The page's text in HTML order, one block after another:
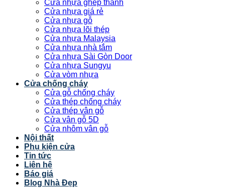
Cửa nhựa ghép thanh
Cửa nhựa giá rẻ
Cửa nhựa gỗ
Cửa nhựa lõi thép
Cửa nhựa Malaysia
Cửa nhựa nhà tắm
Cửa nhựa Sài Gòn Door
Cửa nhựa Sungyu
Cửa vòm nhựa
Cửa chống cháy
Cửa gỗ chống cháy
Cửa thép chống cháy
Cửa thép vân gỗ
Cửa vân gỗ 5D
Cửa nhôm vân gỗ
Nội thất
Phụ kiện cửa
Tin tức
Liên hệ
Báo giá
Blog Nhà Đẹp